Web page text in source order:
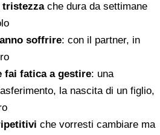
tristezzache dura da settimane
soffrire: con il partner, in
fai fatica a gestire: una
la nascita di un figlio,
che vorresti cambiare ma